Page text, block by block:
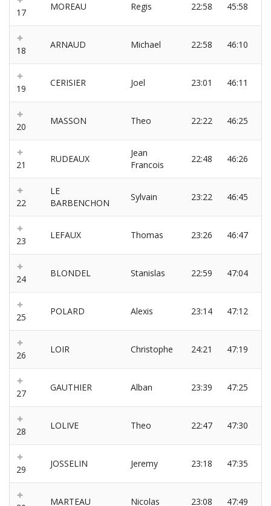
17
MOREAU Regis 22:58 45:58
18
ARNAUD Michael 22:58 46:10
19
CERISIER Joel 23:01 46:11
20
MASSON Theo 22:22 46:25
21
RUDEAUX
Jean
Francois
22:48 46:26
22
LE
BARBENCHON
Sylvain 23:22 46:45
23
LEFAUX Thomas 23:26 46:47
24
BLONDEL Stanislas 22:59 47:04
25
POLARD Alexis 23:14 47:12
26
LOIR Christophe 24:21 47:19
27
GAUTHIER Alban 23:39 47:25
28
LOLIVE Theo 22:47 47:30
29
JOSSELIN Jeremy 23:18 47:35
MARTEAU Nicolas 23:08 47:49